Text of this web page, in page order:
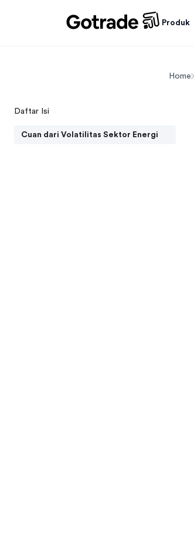
Produk
Home
Daftar Isi
Cuan dari Volatilitas Sektor Energi